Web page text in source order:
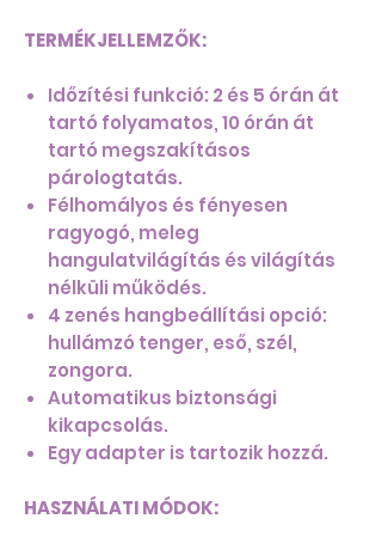
TERMÉKJELLEMZŐK:
Időzítési funkció: 2 és 5 órán át
tartó folyamatos, 10 órán át
tartó megszakításos
párologtatás.
Félhomályos és fényesen
ragyogó, meleg
hangulatvilágítás és világítás
nélküli működés.
4 zenés hangbeállítási opció:
hullámzó tenger, eső, szél,
zongora.
Automatikus biztonsági
kikapcsolás.
Egy adapter is tartozik hozzá.
HASZNÁLATI MÓDOK: